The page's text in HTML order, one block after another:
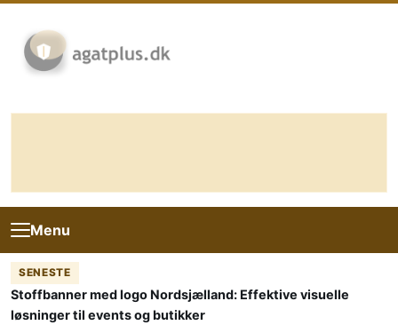
Menu
SENESTE
Stoffbanner med logo Nordsjælland: Effektive visuelle
løsninger til events og butikker